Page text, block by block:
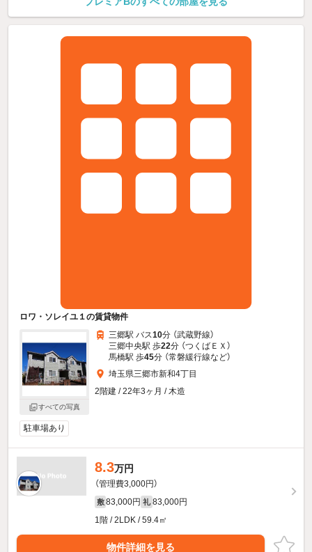
ロワ・ソレイユ１の賃貸物件
すべての写真
三郷駅 バス10分 （武蔵野線）
三郷中央駅 歩22分 （つくばＥＸ）
馬橋駅 歩45分 （常磐緩行線など）
埼玉県三郷市新和4丁目
2階建 / 22年3ヶ月 / 木造
駐車場あり
8.3万円
（管理費3,000円）
敷 83,000円 礼 83,000円
1階 / 2LDK / 59.4㎡
物件詳細を見る